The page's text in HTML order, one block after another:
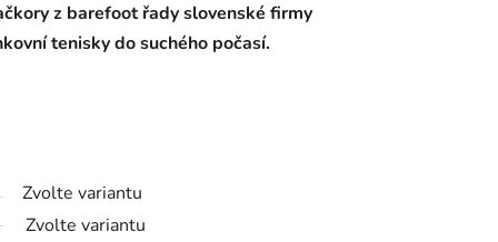
z barefoot řady slovenské firmy
tenisky do suchého počasí.
Zvolte variantu
Zvolte variantu